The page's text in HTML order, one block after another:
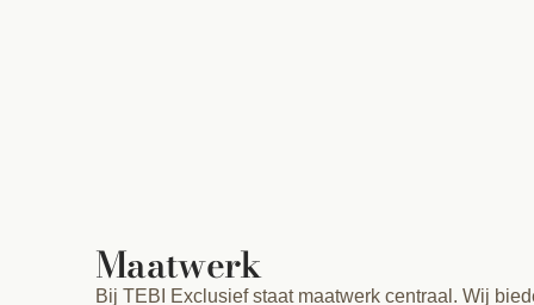
Maatwerk
Bij TEBI Exclusief staat maatwerk centraal. Wij